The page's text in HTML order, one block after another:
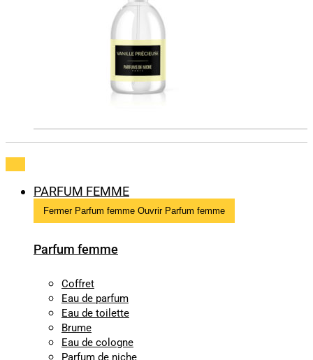
PARFUM FEMME
Fermer Parfum femme Ouvrir Parfum femme
Parfum femme
Coffret
Eau de parfum
Eau de toilette
Brume
Eau de cologne
Parfum de niche